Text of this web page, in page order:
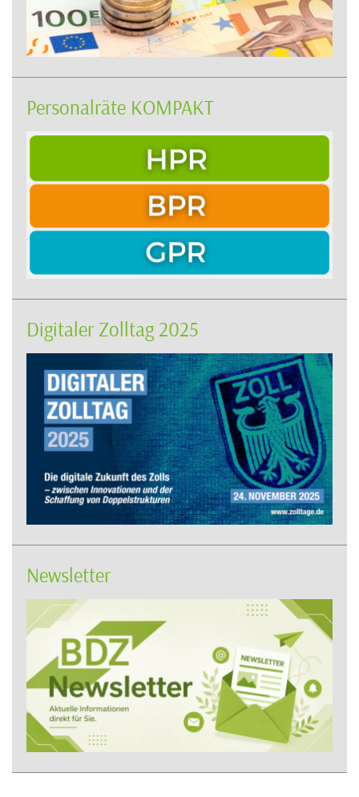
Personalräte KOMPAKT
Digitaler Zolltag 2025
Newsletter